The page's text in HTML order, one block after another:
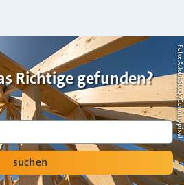
Richtige gefunden?
suchen
Foto: AdobeStock/Countrypixel